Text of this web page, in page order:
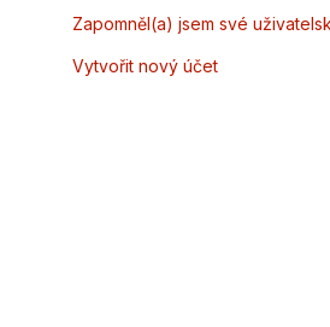
Zapomněl(a) jsem své
Vytvořit nový účet